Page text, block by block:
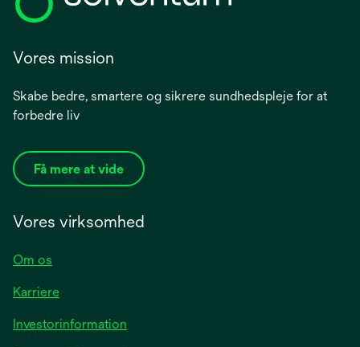
Vores mission
Skabe bedre, smartere og sikrere sundhedspleje for at
forbedre liv
Få mere at vide
Vores virksomhed
Om os
Karriere
Investorinformation